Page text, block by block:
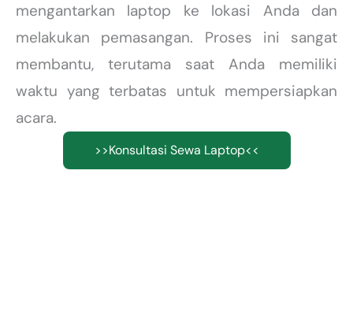
mengantarkan laptop ke lokasi Anda dan
melakukan pemasangan. Proses ini sangat
membantu, terutama saat Anda memiliki
waktu yang terbatas untuk mempersiapkan
acara.
>>Konsultasi Sewa Laptop<<